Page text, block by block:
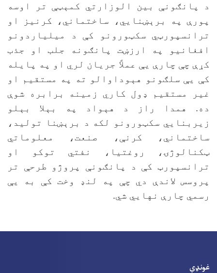
د پانګونې بین الوزارتي کمېټې تر اوسه
پورې په برېښنايي، ساختماني، کرنیز او
ترانسپورټي سکټورونو کې د میلیاردونو
افغانیو په ارزښت پانګونه جلب او جذب
کړې چې چارې یې عملاً جریان لري او په پایله
کې یې سلګونو هېوداوالو ته په مستقیم او
غیر مستقیم ډول کاري زمینه برابره شوې
ده. همدا راز د هېواد په بېلا بېلو
زیربنایي سکټورونو لکه د برېښنا تولید،
ساختماني، کرنې، صنعت، معلوماتي
ټکنالوژۍ، روغتیا، نفتي توکو او
ترانسپورټ کې د پانګونې پروژو طرحې تر
پروسس لاندې دي چې په لنډ وخت کې به یې
رسمي چارې نهایي شي.
غونډې